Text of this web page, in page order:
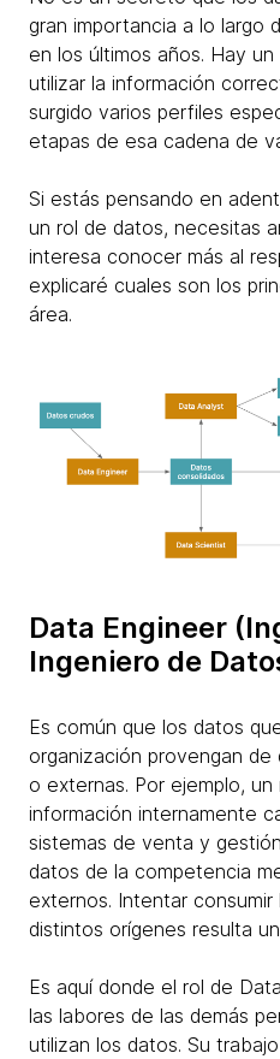
gran importancia a lo largo
en los últimos años. Hay
utilizar la información
surgido varios perfiles
etapas de esa cadena de
Si estás pensando en
un rol de datos, necesitas
interesa conocer más al
explicaré cuales son los
área.
Data Engineer
Ingeniero de
Es común que los datos
organización provengan
o externas. Por ejemplo,
información internamente
sistemas de venta y
datos de la competencia
externos. Intentar
distintos orígenes resulta
Es aquí donde el rol de
las labores de las demás
utilizan los datos. Su